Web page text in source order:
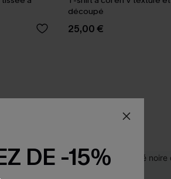
découpé
25,00 €
DE -15%